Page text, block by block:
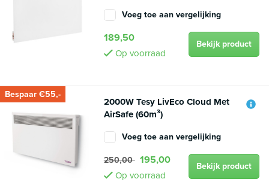
Voeg toe aan vergelijking
189,50
Op voorraad
Bekijk product
Bespaar €55,-
2000W Tesy LivEco Cloud Met
AirSafe (60m³)
Voeg toe aan vergelijking
250,00 195,00
Op voorraad
Bekijk product